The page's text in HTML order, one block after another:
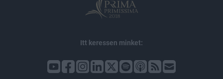
Itt keressen minket: